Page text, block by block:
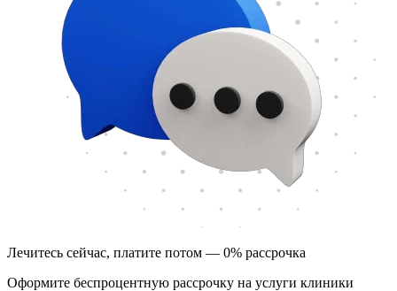
Лечитесь сейчас, платите потом — 0% рассрочка
Оформите беспроцентную рассрочку на услуги клиники